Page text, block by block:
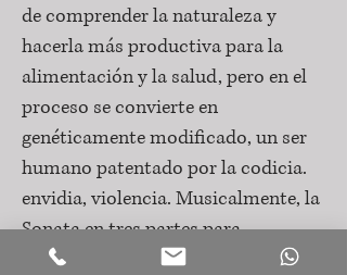
de comprender la naturaleza y
hacerla más productiva para la
alimentación y la salud, pero en el
proceso se convierte en
genéticamente modificado, un ser
humano patentado por la codicia.
envidia, violencia. Musicalmente, la
Sonata en tres partes para
violonchelo solo de Georg Crumb